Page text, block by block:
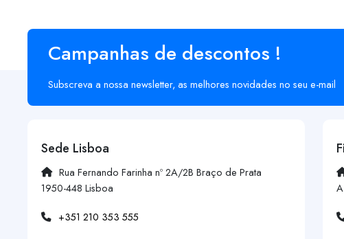
Campanhas de descontos !
Subscreva a nossa newsletter, as melhores novidades no seu e-mail
Sede Lisboa
Rua Fernando Farinha nº 2A/2B Braço de Prata
1950-448 Lisboa
+351 210 353 555